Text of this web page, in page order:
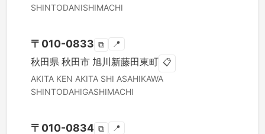
SHINTODANISHIMACHI
〒 010-0833 ⧉ 📍
秋田県 秋田市 旭川新藤田東町 📋
AKITA KEN AKITA SHI ASAHIKAWA
SHINTODAHIGASHIMACHI
〒 010-0834 ⧉ 📍